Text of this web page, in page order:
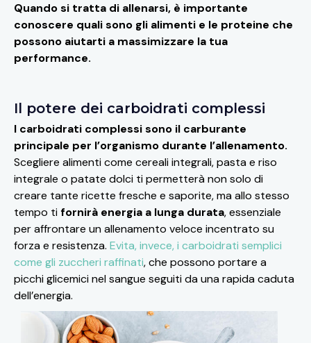
Quando si tratta di allenarsi, è importante
conoscere quali sono gli alimenti e le proteine che
possono aiutarti a massimizzare la tua
performance.
Il potere dei carboidrati complessi
I carboidrati complessi sono il carburante
principale per l’organismo durante l’allenamento.
Scegliere alimenti come cereali integrali, pasta e riso
integrale o patate dolci ti permetterà non solo di
creare tante ricette fresche e saporite, ma allo stesso
tempo tifornirà energia a lunga durata, essenziale
per affrontare un allenamento veloce incentrato su
forza e resistenza. Evita, invece, i carboidrati semplici
come gli zuccheri raffinati, che possono portare a
picchi glicemici nel sangue seguiti da una rapida caduta
dell’energia.